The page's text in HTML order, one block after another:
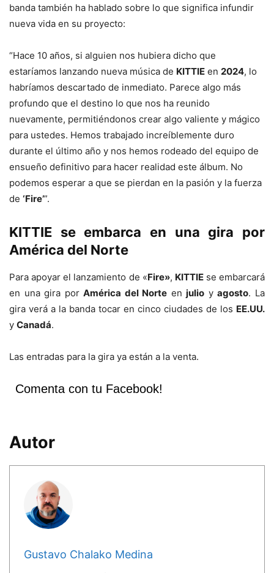
banda también ha hablado sobre lo que significa infundir
nueva vida en su proyecto:
“Hace 10 años, si alguien nos hubiera dicho que
estaríamos lanzando nueva música de KITTIE en 2024, lo
habríamos descartado de inmediato. Parece algo más
profundo que el destino lo que nos ha reunido
nuevamente, permitiéndonos crear algo valiente y mágico
para ustedes. Hemos trabajado increíblemente duro
durante el último año y nos hemos rodeado del equipo de
ensueño definitivo para hacer realidad este álbum. No
podemos esperar a que se pierdan en la pasión y la fuerza
de ‘Fire’”.
KITTIE se embarca en una gira por
América del Norte
Para apoyar el lanzamiento de «Fire», KITTIEse embarcará
en una gira porAmérica del Norte enjulio yagosto. La
gira verá a la banda tocar en cinco ciudades de los EE.UU.
y Canadá.
Las entradas para la gira ya están a la venta.
Comenta con tu Facebook!
Autor
Gustavo Chalako Medina